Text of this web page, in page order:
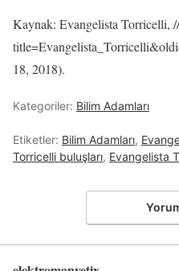
Kaynak: Evangelista Torricelli,
18, 2018).
Kategoriler: Bilim Adamları
Etiketler: Bilim Adamları,
Torricelli buluşları, Evangelista